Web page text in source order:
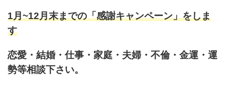
1月~12月末までの「感謝キャンペーン」をしま
す
恋愛・結婚・仕事・家庭・夫婦・不倫・金運・運
勢等相談下さい。